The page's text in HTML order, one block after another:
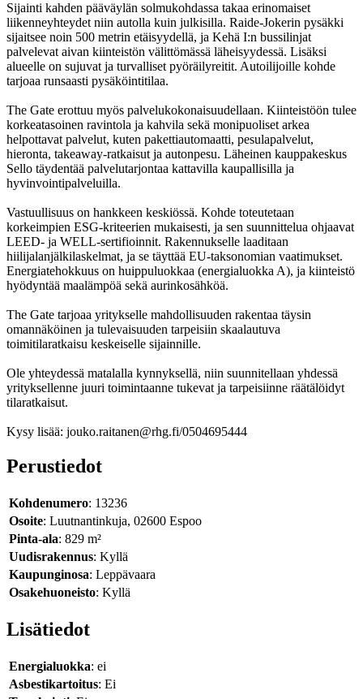
Sijainti kahden pääväylän solmukohdassa takaa erinomaiset
liikenneyhteydet niin autolla kuin julkisilla. Raide-Jokerin pysäkki
sijaitsee noin 500 metrin etäisyydellä, ja Kehä I:n bussilinjat
palvelevat aivan kiinteistön välittömässä läheisyydessä. Lisäksi
alueelle on sujuvat ja turvalliset pyöräilyreitit. Autoilijoille kohde
tarjoaa runsaasti pysäköintitilaa.
The Gate erottuu myös palvelukokonaisuudellaan. Kiinteistöön tulee
korkeatasoinen ravintola ja kahvila sekä monipuoliset arkea
helpottavat palvelut, kuten pakettiautomaatti, pesulapalvelut,
hieronta, takeaway-ratkaisut ja autonpesu. Läheinen kauppakeskus
Sello täydentää palvelutarjontaa kattavilla kaupallisilla ja
hyvinvointipalveluilla.
Vastuullisuus on hankkeen keskiössä. Kohde toteutetaan
korkeimpien ESG-kriteerien mukaisesti, ja sen suunnittelua ohjaavat
LEED- ja WELL-sertifioinnit. Rakennukselle laaditaan
hiilijalanjälkilaskelmat, ja se täyttää EU-taksonomian vaatimukset.
Energiatehokkuus on huippuluokkaa (energialuokka A), ja kiinteistö
hyödyntää maalämpöä sekä aurinkosähköä.
The Gate tarjoaa yritykselle mahdollisuuden rakentaa täysin
omannäköinen ja tulevaisuuden tarpeisiin skaalautuva
toimitilaratkaisu keskeiselle sijainnille.
Ole yhteydessä matalalla kynnyksellä, niin suunnitellaan yhdessä
yrityksellenne juuri toimintaanne tukevat ja tarpeisiinne räätälöidyt
tilaratkaisut.
Kysy lisää: jouko.raitanen@rhg.fi/0504695444
Perustiedot
Kohdenumero: 13236
Osoite: Luutnantinkuja, 02600 Espoo
Pinta-ala: 829 m²
Uudisrakennus: Kyllä
Kaupunginosa: Leppävaara
Osakehuoneisto: Kyllä
Lisätiedot
Energialuokka: ei
Asbestikartoitus: Ei